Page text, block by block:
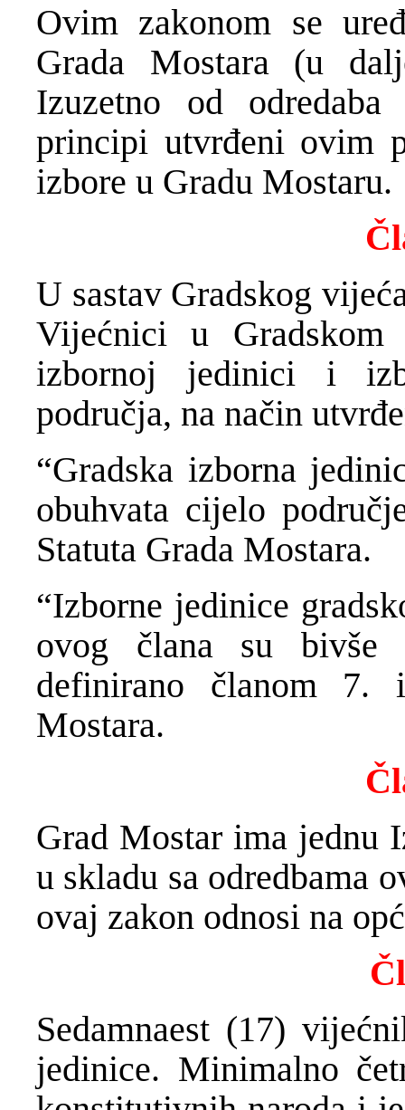
Ovim zakonom se
Grada Mostara (u
Izuzetno od
principi utvrđeni ovim
izbore u Gradu Mostaru.
U sastav Gradskog
Vijećnici u
izbornoj jedinici i
područja, na način
“Gradska izborna
obuhvata cijelo
Statuta Grada Mostara.
“Izborne jedinice
ovog člana su bivše
definirano članom 7.
Mostara.
Grad Mostar ima jednu
u skladu sa odredbama
ovaj zakon odnosi na
Sedamnaest (17)
jedinice. Minimalno